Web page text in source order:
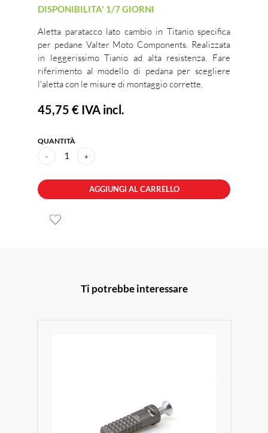
DISPONIBILITA' 1/7 GIORNI
Aletta paratacco lato cambio in Titanio specifica
per pedane Valter Moto Components. Realizzata
in leggerissimo Tianio ad alta resistenza. Fare
riferimento al modello di pedana per scegliere
l'aletta con le misure di montaggio corrette.
45,75 € IVA incl.
QUANTITÀ
- 1 +
AGGIUNGI AL CARRELLO
Ti potrebbe interessare